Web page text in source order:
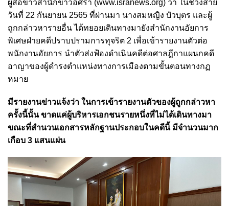
ผู้สื่อข่าวสำนักข่าวอิศรา (www.isranews.org) ว่า ในช่วงสาย
วันที่ 22 กันยายน 2565 ที่ผ่านมา นางสมหญิง บัวบุตร และผู้
ถูกกล่าวหารายอื่น ได้ทยอยเดินทางมายังสำนักงานอัยการ
พิเศษฝ่ายคดีปราบปรามการทุจริต 2 เพื่อเข้ารายงานตัวต่อ
พนักงานอัยการ นำตัวส่งฟ้องดำเนินคดีต่อศาลฎีกาแผนกคดี
อาญาของผู้ดำรงตำแหน่งทางการเมืองตามขั้นตอนทางกฏ
หมาย
มีรายงานข่าวแจ้งว่า ในการเข้ารายงานตัวของผู้ถูกกล่าวหา
ครั้งนี้นั้น ขาดแค่ผู้บริหารเอกชนรายหนึ่งที่ไม่ได้เดินทางมา
ขณะที่สำนวนเอกสารหลักฐานประกอบในคดีนี้ มีจำนวนมาก
เกือบ 3 แสนแผ่น